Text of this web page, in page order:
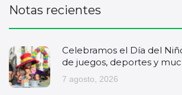
Notas recientes
Celebramos el Día del
de juegos, deportes y
7 agosto, 2026